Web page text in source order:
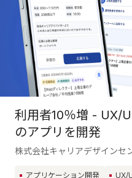
利用者10％増 - UX/
のアプリを開発
株式会社キャリアデザインセ
アプリケーション開発 UX/